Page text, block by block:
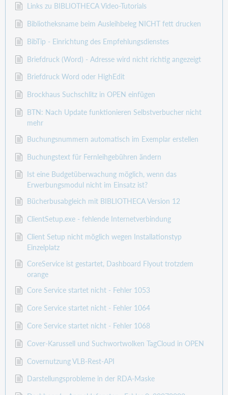
Links zu BIBLIOTHECA Video-Tutorials
Bibliotheksname beim Ausleihbeleg NICHT fett drucken
BibTip - Einrichtung des Empfehlungsdienstes
Briefdruck (Word) - Adresse wird nicht richtig angezeigt
Briefdruck Word oder HighEdit
Brockhaus Suchschlitz in OPEN einfügen
BTN: Nach Update funktionieren Selbstverbucher nicht
mehr
Buchungsnummern automatisch im Exemplar erstellen
Buchungstext für Fernleihgebühren ändern
Ist eine Budgetüberwachung möglich, wenn das
Erwerbungsmodul nicht im Einsatz ist?
Bücherbusabgleich mit BIBLIOTHECA Version 12
ClientSetup.exe - fehlende Internetverbindung
Client Setup nicht möglich wegen Installationstyp
Einzelplatz
CoreService ist gestartet, Dashboard Flyout trotzdem
orange
Core Service startet nicht - Fehler 1053
Core Service startet nicht - Fehler 1064
Core Service startet nicht - Fehler 1068
Cover-Karussell und Suchwortwolken TagCloud in OPEN
Covernutzung VLB-Rest-API
Darstellungsprobleme in der RDA-Maske